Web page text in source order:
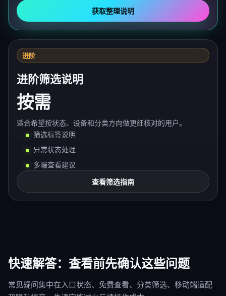
获取整理说明
进阶
进阶筛选说明
按需
适合希望按状态、设备和分类方向做更细核对的用户。
筛选标签说明
异常状态处理
多端查看建议
查看筛选指南
快速解答：查看前先确认这些问题
常见疑问集中在入口状态、免费查看、分类筛选、移动端适配